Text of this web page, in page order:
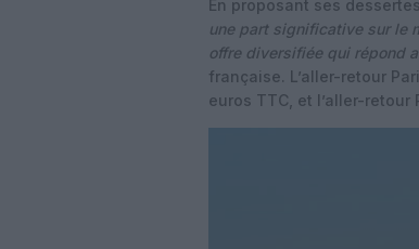
En proposant ses
une part significative sur le
offre diversifiée qui répond
française. L’aller-retour
euros TTC, et l’aller-